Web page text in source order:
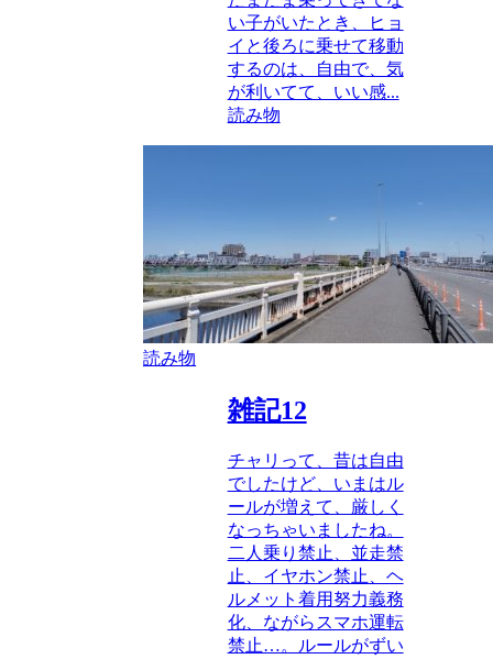
い子がいたとき、ヒョ
イと後ろに乗せて移動
するのは、自由で、気
が利いてて、いい感...
読み物
読み物
雑記12
チャリって、昔は自由
でしたけど、いまはル
ールが増えて、厳しく
なっちゃいましたね。
二人乗り禁止、並走禁
止、イヤホン禁止、ヘ
ルメット着用努力義務
化、ながらスマホ運転
禁止…。ルールがずい